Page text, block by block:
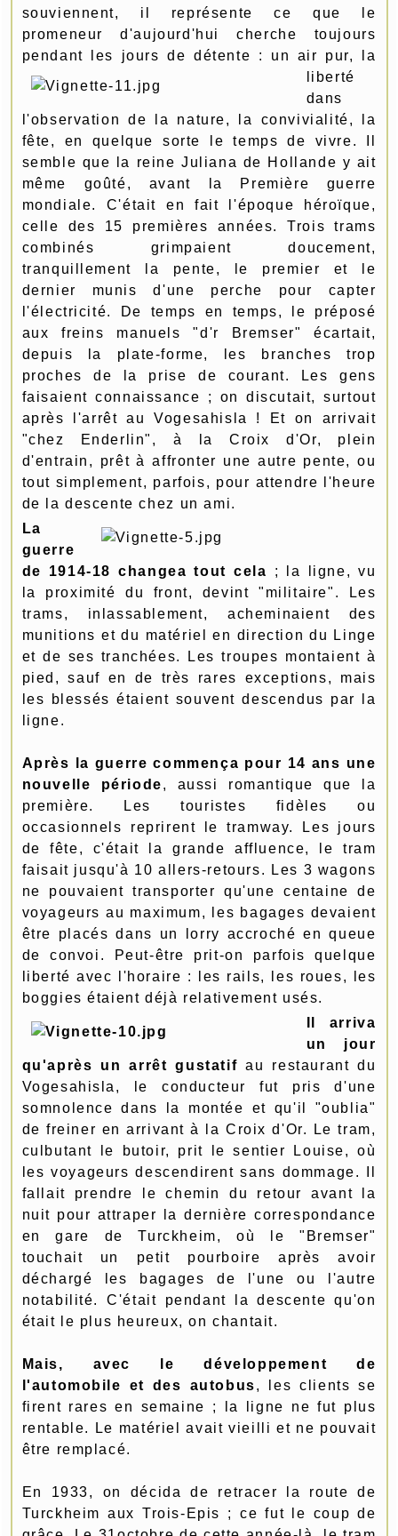
souviennent, il représente ce que le
promeneur d'aujourd'hui cherche toujours
pendant les jours dedétente : un air pur, la
liberté
dans
l'observation de la nature, la convivialité, la
fête, en quelque sorte le temps de vivre. Il
semble que la reine Juliana de Hollande y ait
même goûté, avant la Première guerre
mondiale. C'était en fait l'époque héroïque,
celle des 15 premières années. Trois trams
combinés grimpaient doucement,
tranquillement la pente, le premier et le
dernier munis d'une perche pour capter
l'électricité. De temps en temps, le préposé
aux freins manuels "d'r Bremser" écartait,
depuis la plate-forme, les branches trop
proches de la prise de courant. Les gens
faisaient connaissance ; on discutait, surtout
après l'arrêt au Vogesahisla ! Et on arrivait
"chez Enderlin", à la Croix d'Or, plein
d'entrain, prêt à affronter une autre pente, ou
tout simplement, parfois, pour attendre l'heure
de la descente chez un ami.
La
guerre
de 1914-18 changea tout cela ; la ligne, vu
la proximité du front, devint "militaire". Les
trams, inlassablement, acheminaient des
munitions et du matériel en direction du Linge
et de ses tranchées. Les troupes montaient à
pied, sauf en de très rares exceptions, mais
les blessés étaient souvent descendus par la
ligne.
Après la guerre commença pour 14 ans une
nouvelle période, aussi romantique que la
première. Les touristes fidèles ou
occasionnels reprirent le tramway. Les jours
de fête, c'était la grande affluence, le tram
faisait jusqu'à 10 allers-retours. Les 3 wagons
ne pouvaient transporter qu'une centaine de
voyageurs au maximum, les bagages devaient
être placés dans un lorry accroché en queue
de convoi. Peut-être prit-on parfois quelque
liberté avec l'horaire : les rails, les roues, les
boggies étaient déjà relativement usés.
Il arriva
un jour
qu'après un arrêt gustatif au restaurant du
Voge­sahisla, le conducteur fut pris d'une
somnolence dans la montée et qu'il "oublia"
de freiner en arrivant à la Croix d'Or. Le tram,
culbutant le butoir, prit le sentier Louise, où
les voyageurs descendirent sans dommage. Il
fallait prendre le chemin du retour avant la
nuit pour attraper la dernière correspondance
en gare de Turckheim, où le "Bremser"
touchait un petit pourboire après avoir
déchargé les bagages de l'une ou l'autre
notabilité. C'était pendant la descente qu'on
était le plus heureux, on chantait.
Mais, avec le développement de
l'automobile et des autobus, les clients se
firent rares en semaine ; la ligne ne fut plus
rentable. Le matériel avait vieilli et ne pouvait
être remplacé.
En 1933, on décida de retracer la route de
Turckheim aux Trois-Epis ; ce fut le coup de